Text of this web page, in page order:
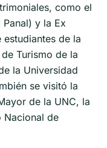
como el
y la Ex
de la
Turismo de la
la Universidad
se visitó la
de la UNC, la
Nacional de